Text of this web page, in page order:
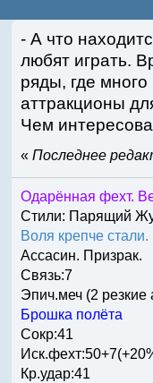
- А что
любят играть.
ряды, где
аттракционы
Чем
« Последнее
Одарённая фехт.
Стили: Парящий
Воля крепче
Ассасин. Призрак.
Связь:7
Эпич.меч (2 резкие
Брошка полёта
Сокр:41
Кр.удар:41